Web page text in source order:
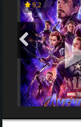
9,2